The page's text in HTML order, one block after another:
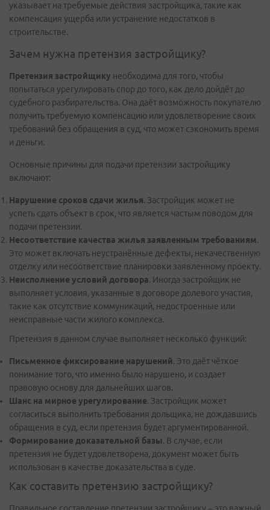
указывает на требуемые действия застройщика, такие как
компенсация ущерба или устранение недостатков в
строительстве.
Зачем нужна претензия застройщику?
Претензия застройщику необходима для того, чтобы
попытаться урегулировать спор до того, как дело дойдёт до
судебного разбирательства. Она даёт возможность покупателю
получить требуемую компенсацию или удовлетворение своих
требований без обращения в суд, что может сэкономить время
и деньги.
Основные причины для подачи претензии застройщику
включают:
Нарушение сроков сдачи жилья. Застройщик может не
успеть сдать объект в срок, что является частым поводом для
подачи претензии.
Несоответствие качества жилья заявленным требованиям.
Это может включать неустранённые дефекты, некачественную
отделку или несоответствие планировки заявленному проекту.
Неисполнение условий договора. Иногда застройщик не
выполняет условия, указанные в договоре долевого участия,
такие как отсутствие коммуникаций, недостроенные или
неисправные части жилого комплекса.
Претензия в данном случае выполняет несколько функций:
Письменное фиксирование нарушений. Это даёт чёткое
понимание того, что именно было нарушено, и создает
правовую основу для дальнейших шагов.
Шанс на мирное урегулирование. Застройщик может
согласиться выполнить требования дольщика, не дождавшись
обращения в суд, если претензия будет аргументированной.
Формирование доказательной базы. В случае, если
претензия не будет удовлетворена, документ может быть
использован в качестве доказательства в суде.
Как составить претензию застройщику?